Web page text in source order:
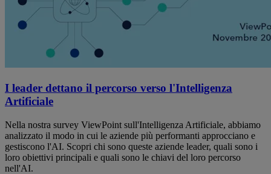
I leader dettano il percorso verso l'Intelligenza
Artificiale
Nella nostra survey ViewPoint sull'Intelligenza Artificiale, abbiamo
analizzato il modo in cui le aziende più performanti approcciano e
gestiscono l'AI. Scopri chi sono queste aziende leader, quali sono i
loro obiettivi principali e quali sono le chiavi del loro percorso
nell'AI.